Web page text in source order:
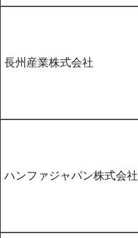
長州産業株式会社
ハンファジャパン株式会社